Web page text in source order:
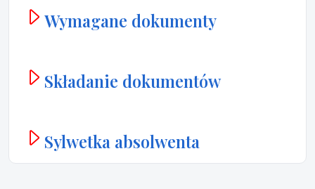
Wymagane dokumenty
Składanie dokumentów
Sylwetka absolwenta